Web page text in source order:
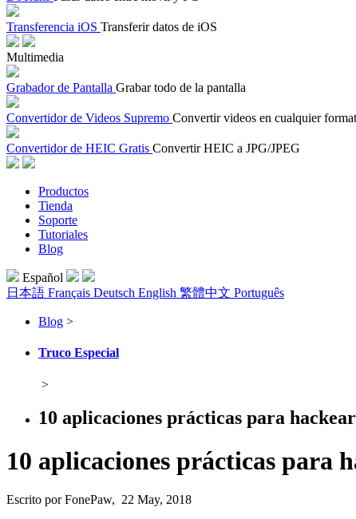
Transferencia iOS Transferir datos de iOS
Multimedia
Grabador de Pantalla Grabar todo de la pantalla
Convertidor de Videos Supremo Convertir videos en cualquier
Convertidor de HEIC Gratis Convertir HEIC a JPG/JPEG
Productos
Tienda
Soporte
Tutoriales
Blog
Español
日本語 Français Deutsch English 繁體中文 Português
Blog >
Truco Especial
>
10 aplicaciones prácticas para
10 aplicaciones prácticas para
Escrito por FonePaw, 22 May, 2018